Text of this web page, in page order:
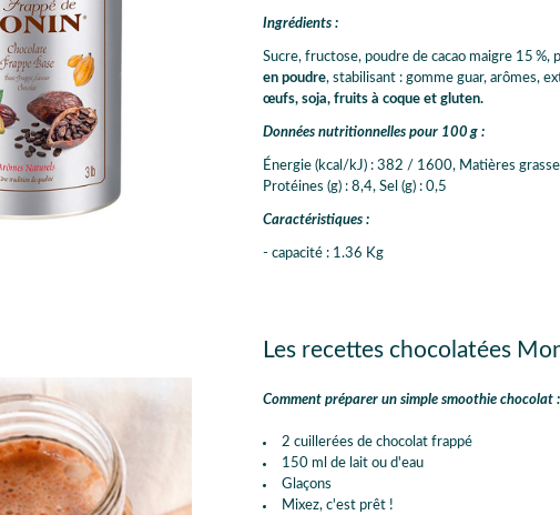
Ingrédients :
Sucre, fructose, poudre de cacao maigre 15 %,
en poudre, stabilisant : gomme guar, arômes,
œufs, soja, fruits à coque et gluten.
Données nutritionnelles pour 100 g :
Énergie (kcal/kJ) : 382 / 1600, Matières
Protéines (g) : 8,4, Sel (g) : 0,5
Caractéristiques :
- capacité : 1.36 Kg
Les recettes chocolatées
Comment préparer un simple smoothie chocolat :
2 cuillerées de chocolat frappé
150 ml de lait ou d'eau
Glaçons
Mixez, c'est prêt !